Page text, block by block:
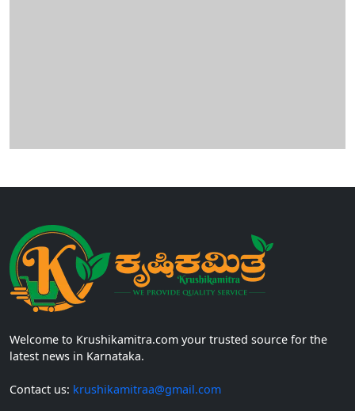
Welcome to Krushikamitra.com your trusted source for the
latest news in Karnataka.
Contact us: krushikamitraa@gmail.com